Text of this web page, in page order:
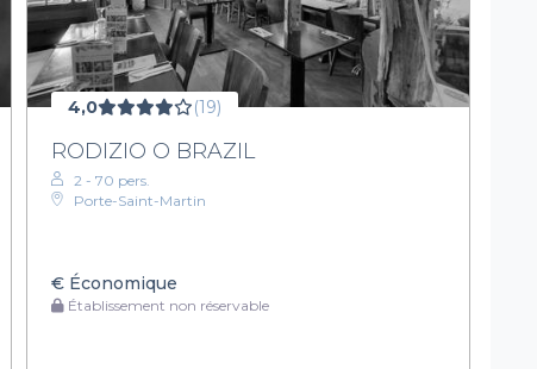
4,0 (19)
RODIZIO O BRAZIL
2 - 70 pers.
Porte-Saint-Martin
€Économique
Établissement non réservable